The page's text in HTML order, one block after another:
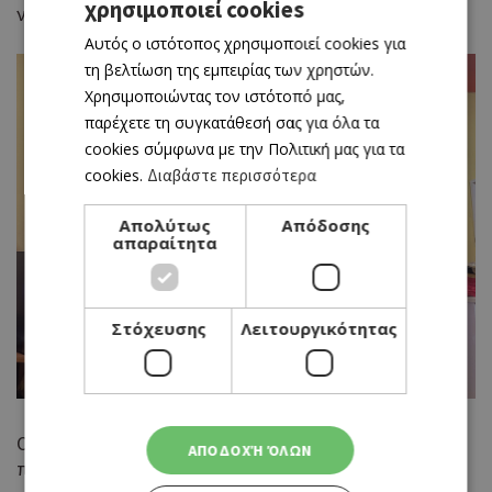
νάιλον θήκες και περιμένουν την επόμενη σεζόν.
Οι τιμές ενοικίασης κυμαίνονται από €20 έως €25 για
παιδικές στολές και από €30 έως €50 για ενήλικες.
ENGLISH
χρησιμοποιεί cookies
Αυτός ο ιστότοπος χρησιμοποιεί cookies για
τη βελτίωση της εμπειρίας των χρηστών.
Χρησιμοποιώντας τον ιστότοπό μας,
παρέχετε τη συγκατάθεσή σας για όλα τα
cookies σύμφωνα με την Πολιτική μας για τα
cookies. Διαβάστε περισσότερα
Απολύτως
απαραίτητα
Απόδοσης
Στόχευσης Λειτουργικότητας
ΑΠΟΔΟΧΉ ΌΛΩΝ